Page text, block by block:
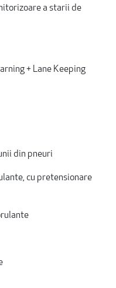
a starii de
+ Lane Keeping
din pneuri
cu pretensionare